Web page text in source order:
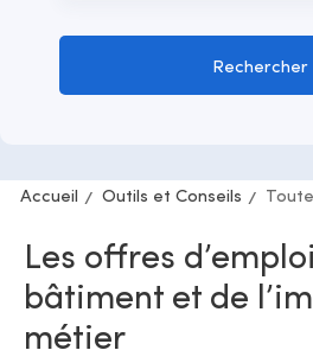
Rechercher
Accueil Outils et Conseils
Les offres
bâtiment et de
métier